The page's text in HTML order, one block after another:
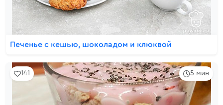
Печенье с кешью, шоколадом и клюквой
5 мин
141